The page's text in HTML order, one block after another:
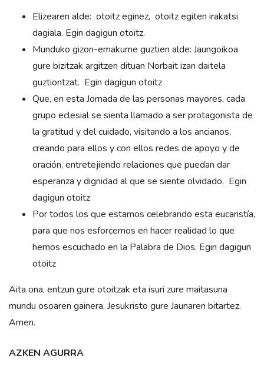
Elizearen alde: otoitz eginez, otoitz egiten irakatsi
dagiala. Egin dagigun otoitz.
Munduko gizon-emakume guztien alde: Jaungoikoa
gure bizitzak argitzen dituan Norbait izan daitela
guztiontzat. Egin dagigun otoitz
Que, en esta Jornada de las personas mayores, cada
grupo eclesial se sienta llamado a ser protagonista de
la gratitud y del cuidado, visitando a los ancianos,
creando para ellos y con ellos redes de apoyo y de
oración, entretejiendo relaciones que puedan dar
esperanza y dignidad al que se siente olvidado. Egin
dagigun otoitz
Por todos los que estamos celebrando esta eucaristía,
para que nos esforcemos en hacer realidad lo que
hemos escuchado en la Palabra de Dios. Egin dagigun
otoitz
Aita ona, entzun gure otoitzak eta isuri zure maitasuna
mundu osoaren gainera. Jesukristo gure Jaunaren bitartez.
Amen.
AZKEN AGURRA